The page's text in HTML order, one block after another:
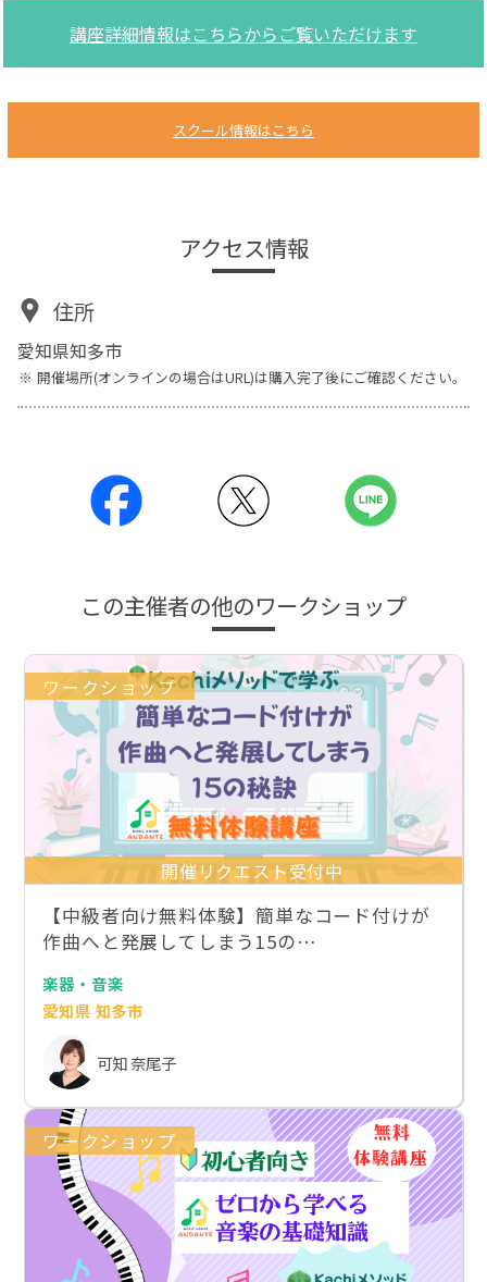
講座詳細情報はこちらからご覧いただけます
スクール情報はこちら
アクセス情報
住所
愛知県知多市
開催場所(オンラインの場合はURL)は購入完了後にご確認ください。
この主催者の他のワークショップ
ワークショップ
開催リクエスト受付中
【中級者向け無料体験】簡単なコード付けが
作曲へと発展してしまう15の…
楽器・音楽
愛知県 知多市
可知 奈尾子
ワークショップ